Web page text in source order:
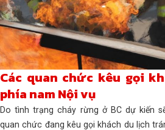
Các quan chức kêu gọi
phía nam Nội vụ
Do tình trạng cháy rừng ở BC dự kiến
quan chức đang kêu gọi khách du lịch